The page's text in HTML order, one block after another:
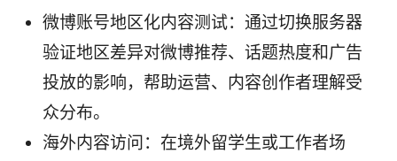
微博账号地区化内容测试：通过切换服务器
验证地区差异对微博推荐、话题热度和广告
投放的影响，帮助运营、内容创作者理解受
众分布。
海外内容访问：在境外留学生或工作者场